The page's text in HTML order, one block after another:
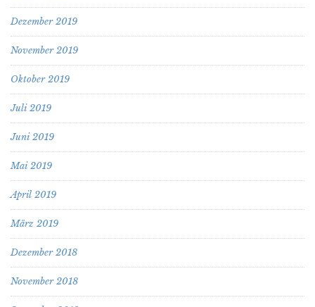
Dezember 2019
November 2019
Oktober 2019
Juli 2019
Juni 2019
Mai 2019
April 2019
März 2019
Dezember 2018
November 2018